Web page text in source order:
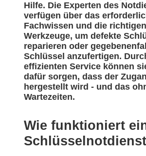
Hilfe. Die Experten des
verfügen über das
Fachwissen und die richtigen
Werkzeuge, um defekte
reparieren oder
Schlüssel anzufertigen.
effizienten Service können
dafür sorgen, dass der
hergestellt wird - und das
Wartezeiten.
Wie funktioniert